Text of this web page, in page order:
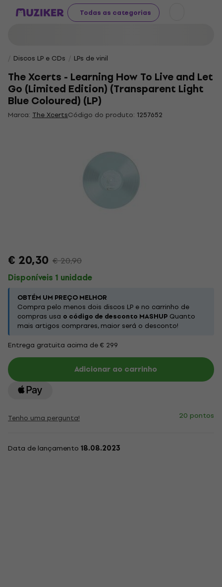
Todas as categorias
Discos LP e CDs LPs de vinil
The Xcerts - Learning How To Live and Let
Go (Limited Edition) (Transparent Light
Blue Coloured) (LP)
Marca: The XcertsCódigo do produto: 1257652
€ 20,30 € 20,90
Disponíveis 1 unidade
OBTÉM UM PREÇO MELHOR
Compra pelo menos dois discos LP e no carrinho de
compras usa o código de desconto MASHUP Quanto
mais artigos comprares, maior será o desconto!
Entrega gratuita acima de € 299
Adicionar ao carrinho
Tenho uma pergunta! 20 pontos
Data de lançamento 18.08.2023